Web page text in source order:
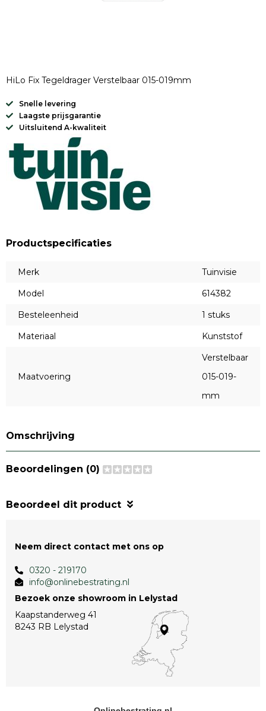
HiLo Fix Tegeldrager Verstelbaar 015-019mm
Snelle levering
Laagste prijsgarantie
Uitsluitend A-kwaliteit
Productspecificaties
Merk
Tuinvisie
Model
614382
Besteleenheid
1 stuks
Materiaal
Kunststof
Maatvoering
Verstelbaar
015-019-
mm
Omschrijving
Beoordelingen (0)
Beoordeel dit product
Neem direct contact met ons op
0320 - 219170
info@onlinebestrating.nl
Bezoek onze showroom in Lelystad
Kaapstanderweg 41
8243 RB Lelystad